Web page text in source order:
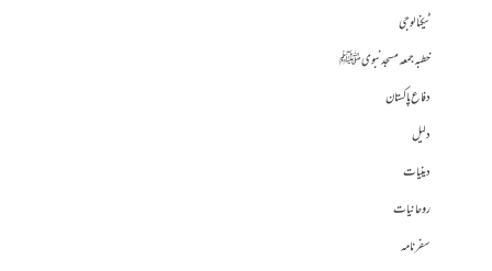
ٹیکنالوجی
خطبہ جمعہ مسجد نبوی ﷺ
دفاع پاکستان
دلیل
دینیات
روحانیات
سفرنامہ